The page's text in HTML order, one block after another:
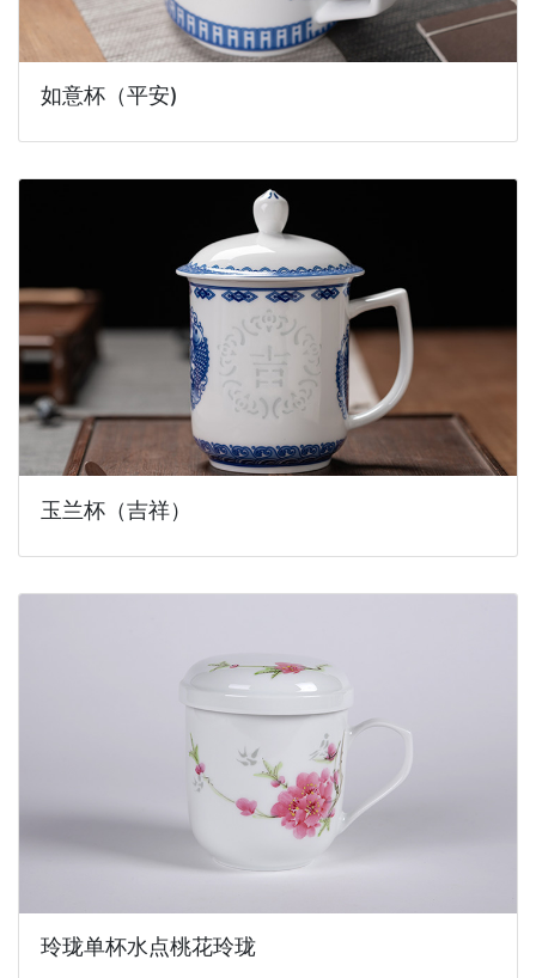
如意杯（平安)
玉兰杯（吉祥）
玲珑单杯水点桃花玲珑